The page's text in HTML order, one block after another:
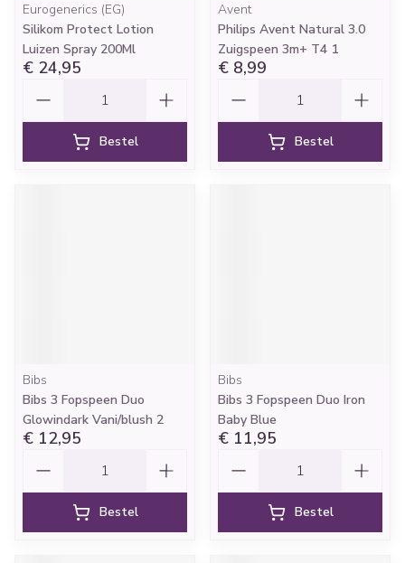
Eurogenerics (EG)
Silikom Protect Lotion
Luizen Spray 200Ml
€ 24,95
Bestel
Avent
Philips Avent Natural 3.0
Zuigspeen 3m+ T4 1
€ 8,99
Bestel
Bibs
Bibs 3 Fopspeen Duo
Glowindark Vani/blush 2
€ 12,95
Bestel
Bibs
Bibs 3 Fopspeen Duo Iron
Baby Blue
€ 11,95
Bestel